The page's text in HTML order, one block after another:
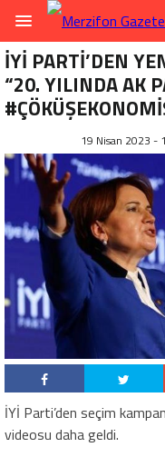
İYİ PARTİ’DEN
“20. YILINDA AK
19 Nisan 2023 -
İYİ Parti’den seçim
videosu daha geldi.